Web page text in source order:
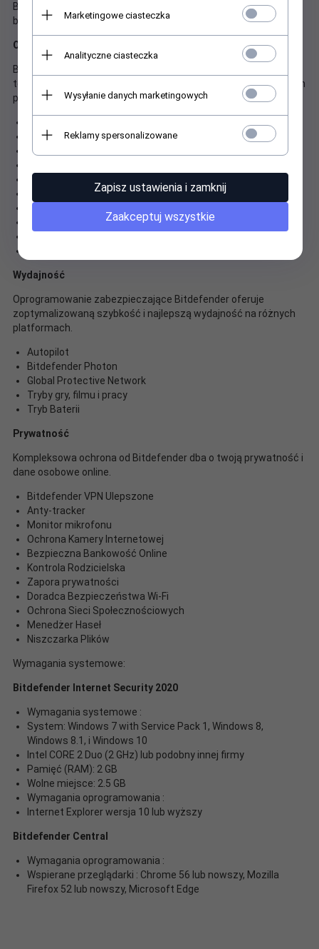
Bitdefender VPN i Bitdefender Safepay dla Twojej prywatności i
bezpiecznej bankowości internetowej.
Ochrona
Bitdefender konsekwentnie zapewnia najlepszą ochronę w
testach wykrywania złośliwego oprogramowania prowadzonych
przez niezależne laboratoria.
Zapobieganie Zagrożeniom Sieci
Zaawansowana Ochrona przed Zagrożeniami
Zapobieganie Atakom Online
Anty-Phishing
Wydajność
Oprogramowanie zabezpieczające Bitdefender oferuje
zoptymalizowaną szybkość i najlepszą wydajność na różnych
platformach.
Autopilot
Bitdefender Photon
Global Protective Network
Tryby gry, filmu i pracy
Tryb Baterii
Prywatność
Kompleksowa ochrona od Bitdefender dba o twoją prywatność i
dane osobowe online.
Bitdefender VPN Ulepszone
Anty-tracker
Monitor mikrofonu
Ochrona Kamery Internetowej
Bezpieczna Bankowość Online
Kontrola Rodzicielska
Zapora prywatności
Doradca Bezpieczeństwa Wi-Fi
Ochrona Sieci Społecznościowych
Menedżer Haseł
Niszczarka Plików
Wymagania systemowe:
Bitdefender Internet Security 2020
Wymagania systemowe :
System: Windows 7 with Service Pack 1, Windows 8,
Windows 8.1, i Windows 10
Intel CORE 2 Duo (2 GHz) lub podobny innej firmy
Pamięć (RAM): 2 GB
Wolne miejsce: 2.5 GB
Wymagania oprogramowania :
Internet Explorer wersja 10 lub wyższy
Bitdefender Central
Wymagania oprogramowania :
Wspierane przeglądarki : Chrome 56 lub nowszy, Mozilla
Firefox 52 lub nowszy, Microsoft Edge
Marketingowe ciasteczka
Analityczne ciasteczka
Wysyłanie danych marketingowych
Reklamy spersonalizowane
Zapisz ustawienia i zamknij
Zaakceptuj wszystkie